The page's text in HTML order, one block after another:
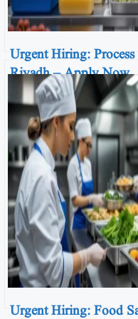
Urgent Hiring:
Riyadh – Apply Now
Urgent Hiring: Food